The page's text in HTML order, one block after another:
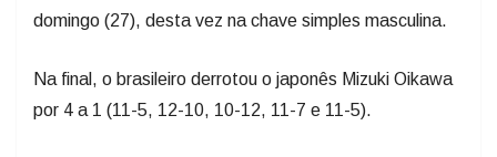
domingo (27), desta vez na chave simples masculina.
Na final, o brasileiro derrotou o japonês Mizuki Oikawa
por 4 a 1 (11-5, 12-10, 10-12, 11-7 e 11-5).